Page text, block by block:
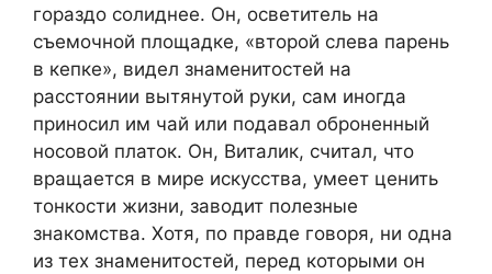
гораздо солиднее. Он, осветитель на
съемочной площадке, «второй слева парень
в кепке», видел знаменитостей на
расстоянии вытянутой руки, сам иногда
приносил им чай или подавал оброненный
носовой платок. Он, Виталик, считал, что
вращается в мире искусства, умеет ценить
тонкости жизни, заводит полезные
знакомства. Хотя, по правде говоря, ни одна
из тех знаменитостей, перед которыми он